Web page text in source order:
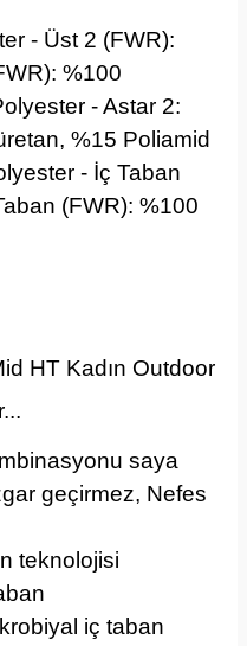
- Üst 2 (FWR):
%100
- Astar 2:
%15 Poliamid
- İç Taban
(FWR): %100
HT Kadın Outdoor
saya
geçirmez, Nefes
teknolojisi
iç taban